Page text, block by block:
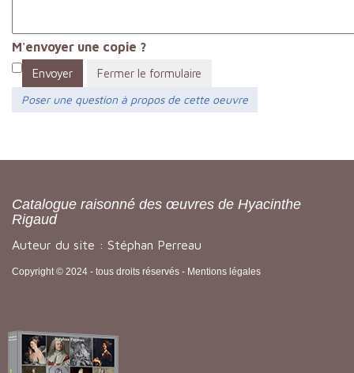
M'envoyer une copie ?
Envoyer
Fermer le formulaire
Poser une question à propos de cette oeuvre
Catalogue raisonné des œuvres de Hyacinthe
Rigaud
Auteur du site : Stéphan Perreau
Copyright © 2024 - tous droits réservés - Mentions légales